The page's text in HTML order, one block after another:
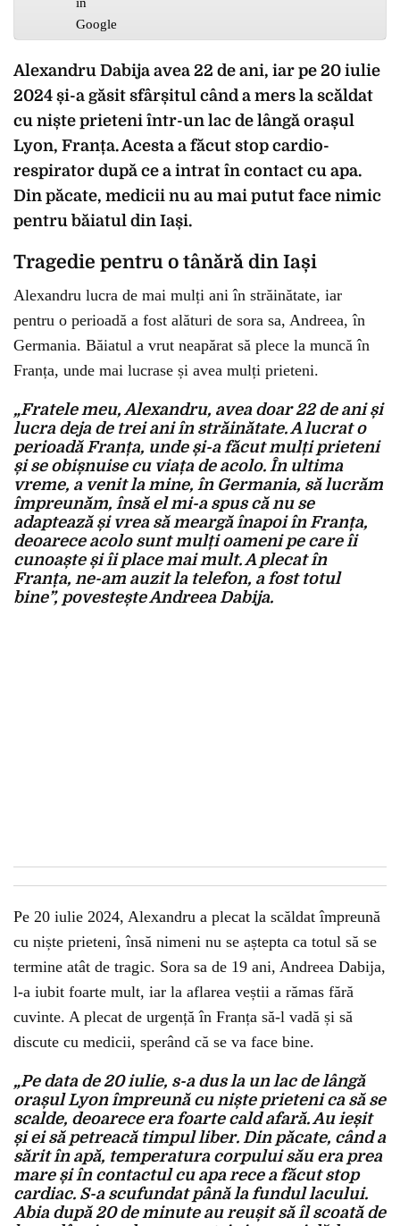
Alexandru Dabija avea 22 de ani, iar pe 20 iulie
2024 și-a găsit sfârșitul când a mers la scăldat
cu niște prieteni într-un lac de lângă orașul
Lyon, Franța. Acesta a făcut stop cardio-
respirator după ce a intrat în contact cu apa.
Din păcate, medicii nu au mai putut face nimic
pentru băiatul din Iași.
Tragedie pentru o tânără din Iași
Alexandru lucra de mai mulți ani în străinătate, iar
pentru o perioadă a fost alături de sora sa, Andreea, în
Germania. Băiatul a vrut neapărat să plece la muncă în
Franța, unde mai lucrase și avea mulți prieteni.
„Fratele meu, Alexandru, avea doar 22 de ani și
lucra deja de trei ani în străinătate. A lucrat o
perioadă Franța, unde și-a făcut mulți prieteni
și se obișnuise cu viața de acolo. În ultima
vreme, a venit la mine, în Germania, să lucrăm
împreunăm, însă el mi-a spus că nu se
adaptează și vrea să meargă înapoi în Franța,
deoarece acolo sunt mulți oameni pe care îi
cunoaște și îi place mai mult. A plecat în
Franța, ne-am auzit la telefon, a fost totul
bine”, povestește Andreea Dabija.
Pe 20 iulie 2024, Alexandru a plecat la scăldat împreună
cu niște prieteni, însă nimeni nu se aștepta ca totul să se
termine atât de tragic. Sora sa de 19 ani, Andreea Dabija,
l-a iubit foarte mult, iar la aflarea veștii a rămas fără
cuvinte. A plecat de urgență în Franța să-l vadă și să
discute cu medicii, sperând că se va face bine.
„Pe data de 20 iulie, s-a dus la un lac de lângă
orașul Lyon împreună cu niște prieteni ca să se
scalde, deoarece era foarte cald afară. Au ieșit
și ei să petreacă timpul liber. Din păcate, când a
sărit în apă, temperatura corpului său era prea
mare și în contactul cu apa rece a făcut stop
cardiac. S-a scufundat până la fundul lacului.
Abia după 20 de minute au reușit să îl scoată de